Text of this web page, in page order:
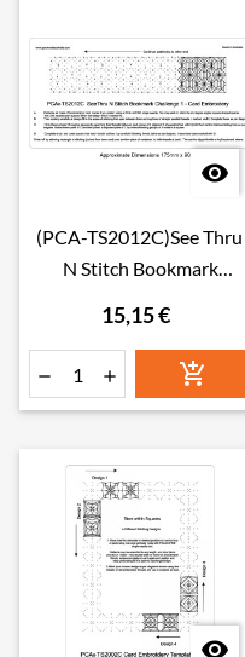

(PCA-TS2012C)See Thru
N Stitch Bookmark
15,15 €
  
